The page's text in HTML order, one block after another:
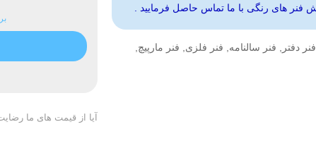
های رنگی با ما تماس حاصل فرمایید .
فنر دفتر فنر سالنامه فنر فلزی فنر مارپیچ
آیا از قیمت های ما